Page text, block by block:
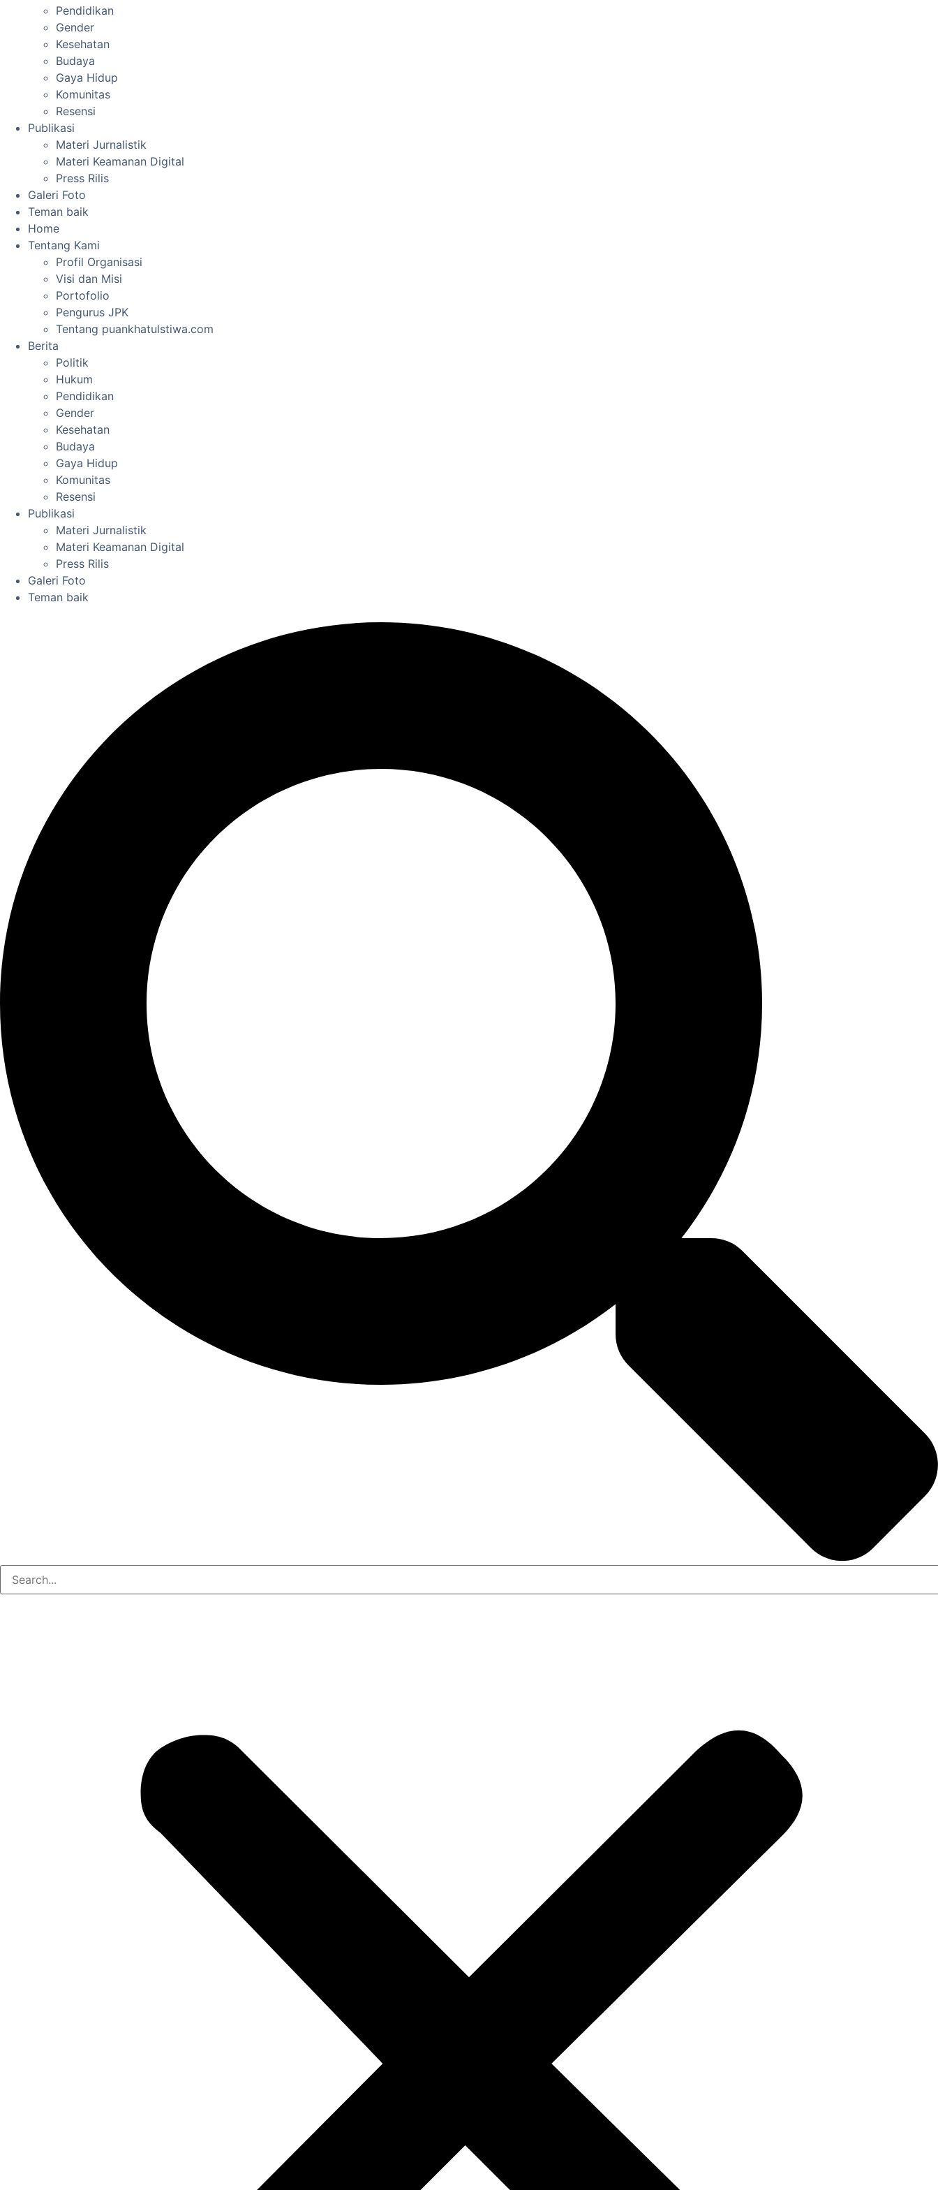
Pendidikan
Gender
Kesehatan
Budaya
Gaya Hidup
Komunitas
Resensi
Publikasi
Materi Jurnalistik
Materi Keamanan Digital
Press Rilis
Galeri Foto
Teman baik
Home
Tentang Kami
Profil Organisasi
Visi dan Misi
Portofolio
Pengurus JPK
Tentang puankhatulstiwa.com
Berita
Politik
Hukum
Pendidikan
Gender
Kesehatan
Budaya
Gaya Hidup
Komunitas
Resensi
Publikasi
Materi Jurnalistik
Materi Keamanan Digital
Press Rilis
Galeri Foto
Teman baik